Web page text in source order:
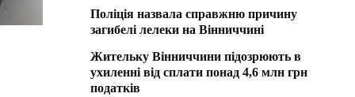
Поліція назвала справжню причину
загибелі лелеки на Вінниччині
Жительку Вінниччини підозрюють в
ухиленні від сплати понад 4,6 млн грн
податків